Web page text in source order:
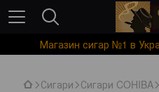
Магазин сигар №1 в
Сигари Сигари COHIBA